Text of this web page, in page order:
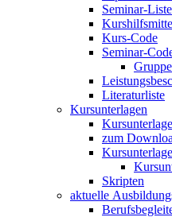
Seminar-Liste
Kurs-Code
Seminar-
Literaturliste
Kursunterlagen
zum
Skripten
aktuelle